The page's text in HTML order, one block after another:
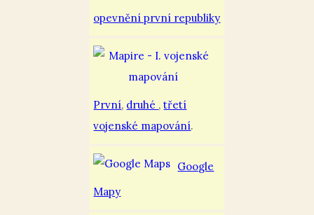
opevnění první republiky
První, druhé ,třetí
vojenské mapování.
Google
Mapy